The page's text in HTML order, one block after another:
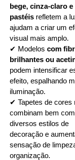
bege, cinza-claro
pastéis refletem a
ajudam a criar um
visual mais amplo.
✔ Modelos com
brilhantes ou
podem intensificar
efeito, espalhando
iluminação.
✔ Tapetes de cores
combinam bem com
diversos estilos de
decoração e
sensação de
organização.